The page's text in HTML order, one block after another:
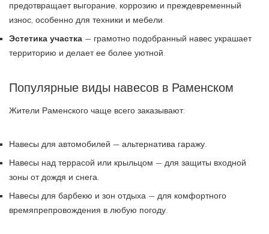
предотвращает выгорание, коррозию и преждевременный
износ, особенно для техники и мебели.
Эстетика участка — грамотно подобранный навес украшает
территорию и делает ее более уютной.
Популярные виды навесов в Раменском
Жители Раменского чаще всего заказывают:
Навесы для автомобилей — альтернатива гаражу.
Навесы над террасой или крыльцом — для защиты входной
зоны от дождя и снега.
Навесы для барбекю и зон отдыха — для комфортного
времяпрепровождения в любую погоду.